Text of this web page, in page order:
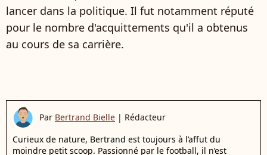
lancer dans la politique. Il fut notamment réputé
pour le nombre d'acquittements qu'il a obtenus
au cours de sa carrière.
Par Bertrand Bielle | Rédacteur
Curieux de nature, Bertrand est toujours à l’affut du
moindre petit scoop. Passionné par le football, il n’est